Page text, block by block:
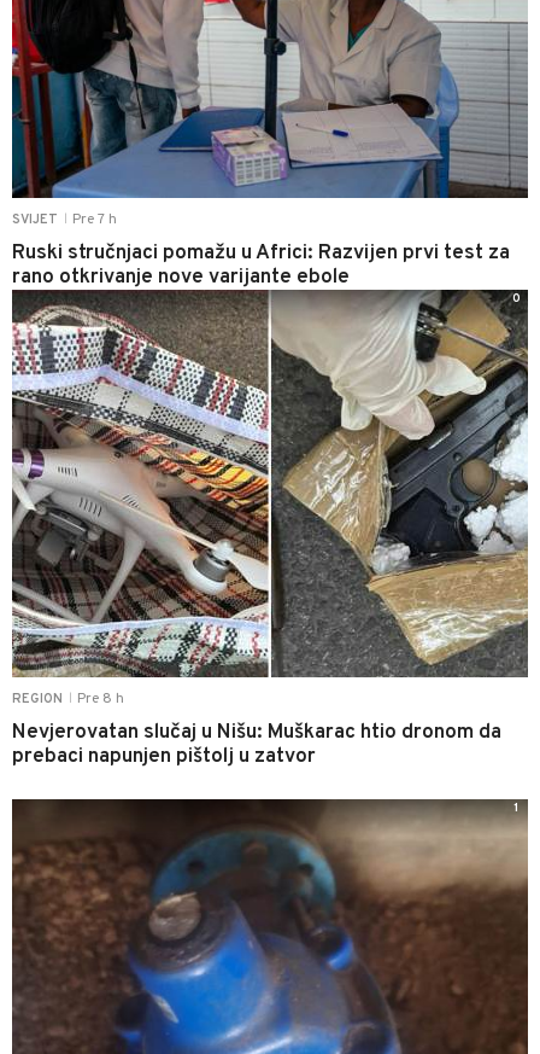
SVIJET Pre 7 h
Ruski stručnjaci pomažu u Africi: Razvijen prvi test za
rano otkrivanje nove varijante ebole
REGION Pre 8 h
Nevjerovatan slučaj u Nišu: Muškarac htio dronom da
prebaci napunjen pištolj u zatvor
0
1